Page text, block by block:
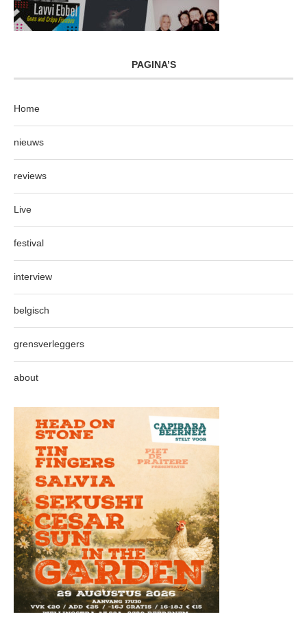
PAGINA’S
Home
nieuws
reviews
Live
festival
interview
belgisch
grensverleggers
about